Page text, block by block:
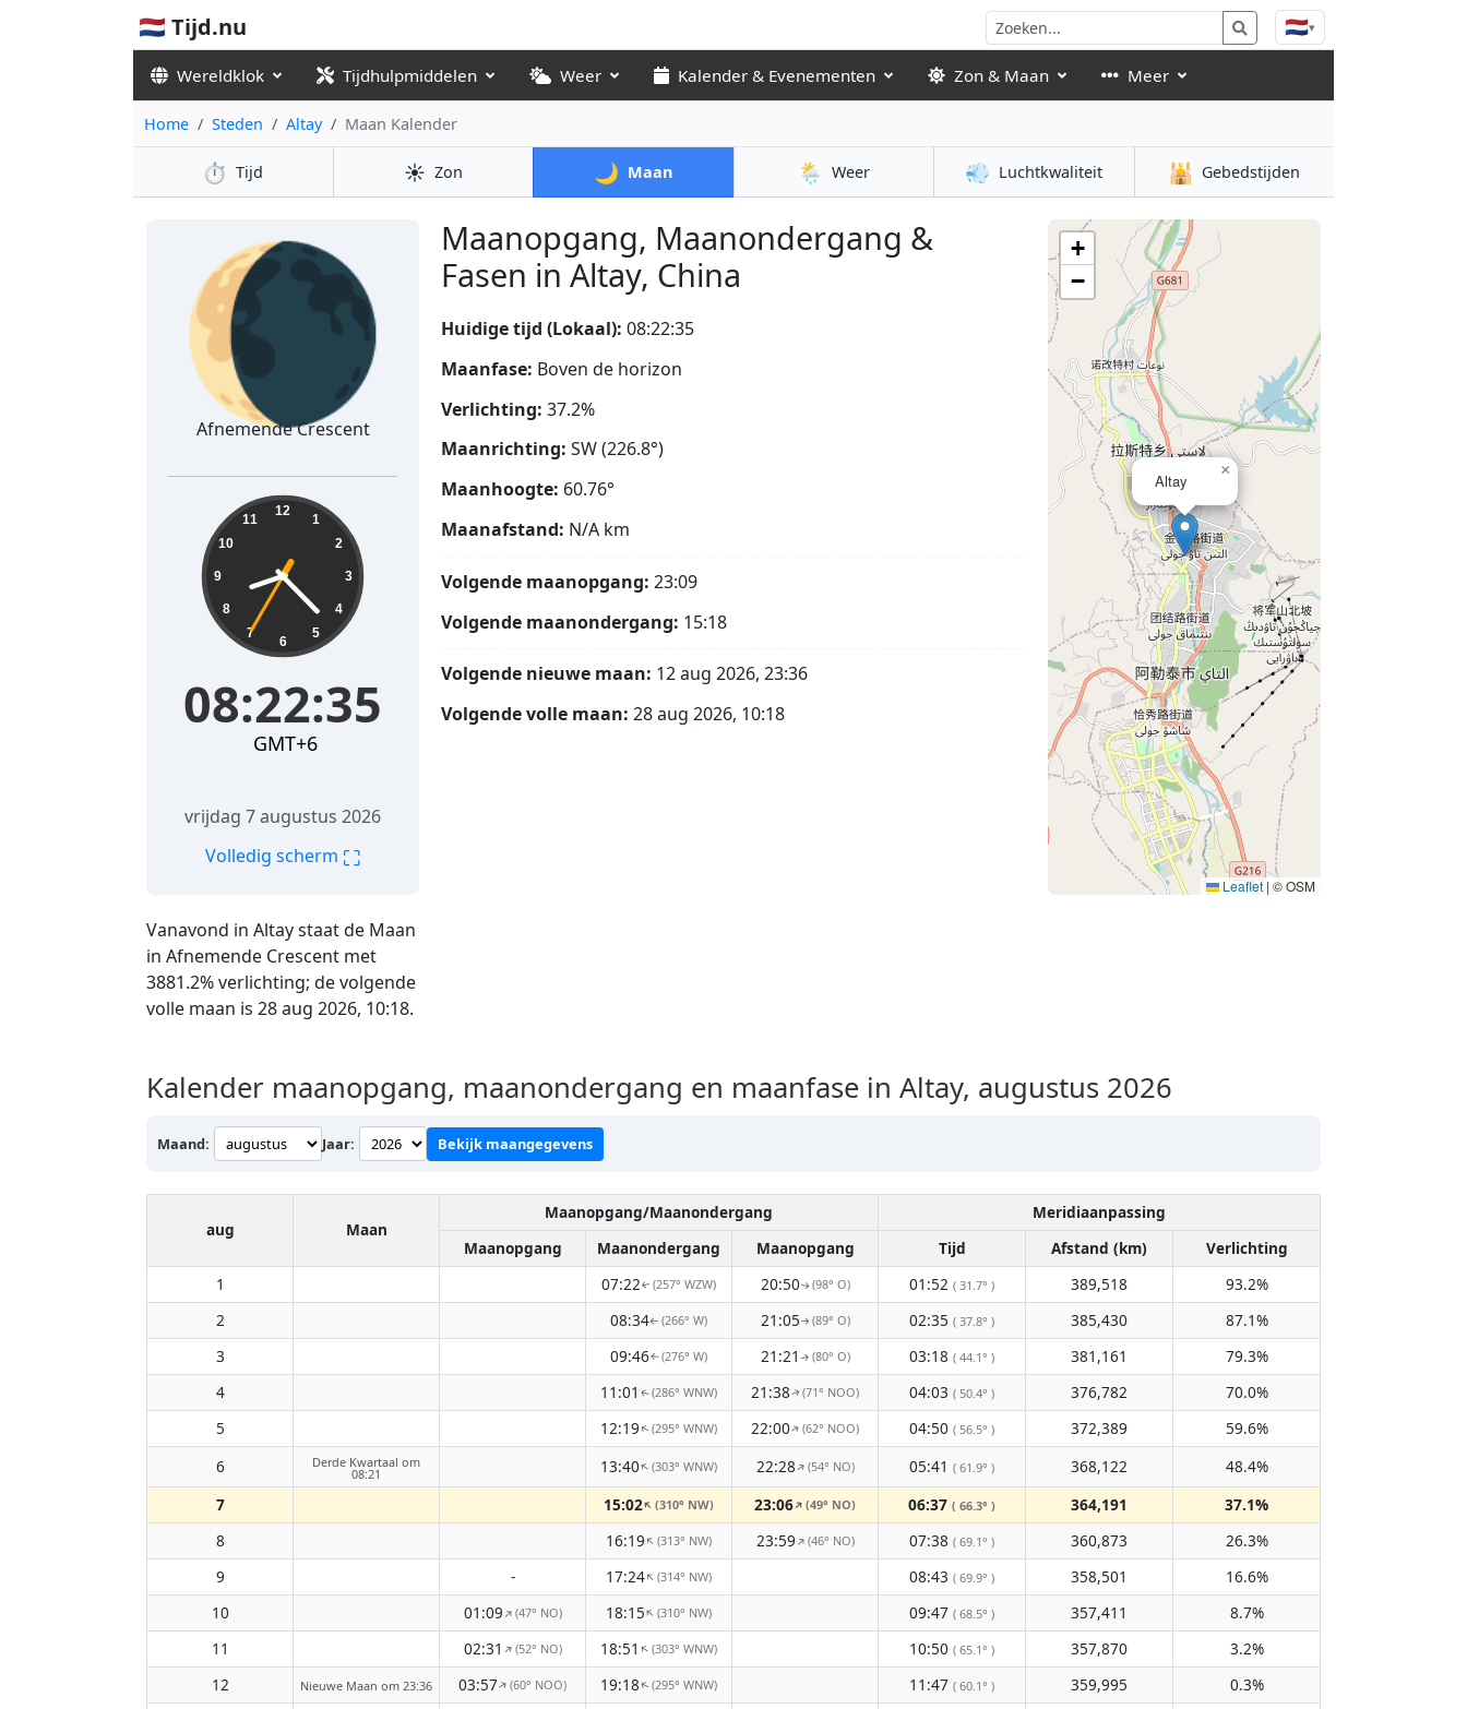
🇳🇱 Tijd.nu 🇳🇱▾
Wereldklok Tijdhulpmiddelen Weer Kalender & Evenementen Zon & Maan Meer
Home Steden Altay Maan Kalender
⏱️ Tijd ☀️ Zon 🌙 Maan 🌦️ Weer 💨 Luchtkwaliteit 🕌 Gebedstijden
Maanopgang, Maanondergang &
Fasen in Altay, China
Vanavond in Altay staat de Maan
in Afnemende Crescent met
3881.2% verlichting; de volgende
volle maan is 28 aug 2026, 10:18.
🌘
Afnemende Crescent
08:22:36 12
1
2
3
4
5
6
7
8
9
10
11
08:22:36
GMT+6
vrijdag 7 augustus 2026
Volledig scherm ⛶
Huidige tijd (Lokaal): 08:22:36
Maanfase: Boven de horizon
Verlichting: 37.2%
Maanrichting: SW (226.8°)
Maanhoogte: 60.76°
Maanafstand: N/A km
Volgende maanopgang: 23:09
Volgende maanondergang: 15:18
Volgende nieuwe maan: 12 aug 2026, 23:36
Volgende volle maan: 28 aug 2026, 10:18
Altay
×
+
−
Leaflet | © OSM
Kalender maanopgang, maanondergang en maanfase in Altay, augustus 2026
Maand: Jaar: Bekijk maangegevens
aug Maan
Maanopgang/Maanondergang
Meridiaanpassing
Maanopgang
Maanondergang Maanopgang Tijd Afstand (km)
Verlichting
1
07:22↑(257° WZW) 20:50↑(98° O) 01:52 ( 31.7° ) 389,518
93.2%
2
08:34↑(266° W) 21:05↑ (89° O) 02:35 ( 37.8° ) 385,430
87.1%
3
09:46↑(276° W) 21:21 ↑(80° O) 03:18 ( 44.1° ) 381,161
79.3%
4
11:01 ↑(286° WNW) 21:38↑(71° NOO) 04:03 ( 50.4° ) 376,782
70.0%
5
12:19↑(295° WNW) 22:00↑(62° NOO) 04:50 ( 56.5° ) 372,389
59.6%
6
Derde Kwartaal om
08:21 13:40↑(303° WNW) 22:28↑(54° NO) 05:41 ( 61.9° ) 368,122
48.4%
7
15:02↑(310° NW) 23:06↑(49° NO) 06:37 ( 66.3° ) 364,191
37.1%
8
16:19↑(313° NW) 23:59↑(46° NO) 07:38 ( 69.1° ) 360,873
26.3%
9
- 17:24↑(314° NW) 08:43 ( 69.9° ) 358,501
16.6%
10
01:09↑(47° NO) 18:15↑(310° NW) 09:47 ( 68.5° ) 357,411
8.7%
11
02:31↑(52° NO) 18:51↑(303° WNW) 10:50 ( 65.1° ) 357,870
3.2%
12
Nieuwe Maan om 23:36 03:57↑(60° NOO) 19:18↑(295° WNW) 11:47 ( 60.1° ) 359,995
0.3%